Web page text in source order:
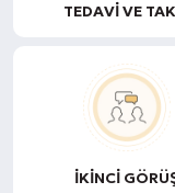
TEDAVI VE
İKINCI